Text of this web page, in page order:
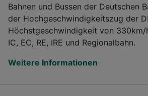
Bahnen und Bussen der Deutschen
der Hochgeschwindigkeitszug der
Höchstgeschwindigkeit von 330km/
IC, EC, RE, IRE und Regionalbahn.
Weitere Informationen